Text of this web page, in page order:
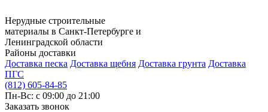
Нерудные строительные
материалы в Санкт-Петербурге и
Ленинградской области
Районы доставки
Доставка песка Доставка щебня Доставка грунта Доставка
ПГС
(812) 605-84-85
Пн-Вс: с 09:00 до 21:00
Заказать звонок